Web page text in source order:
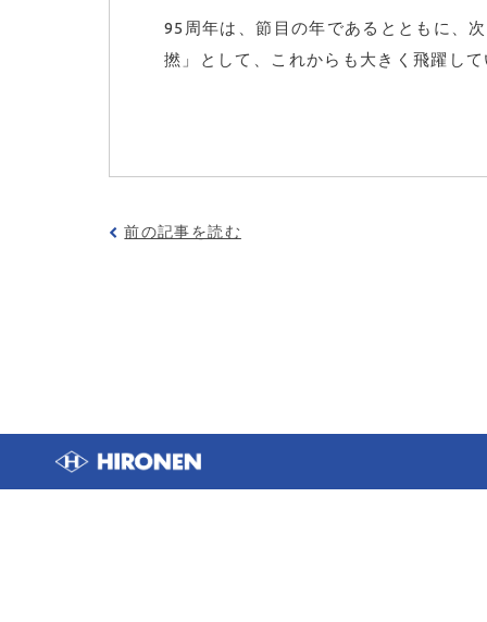
95周年は、節目の年であるとともに、
撚」として、これからも大きく飛躍し
前の記事を読む